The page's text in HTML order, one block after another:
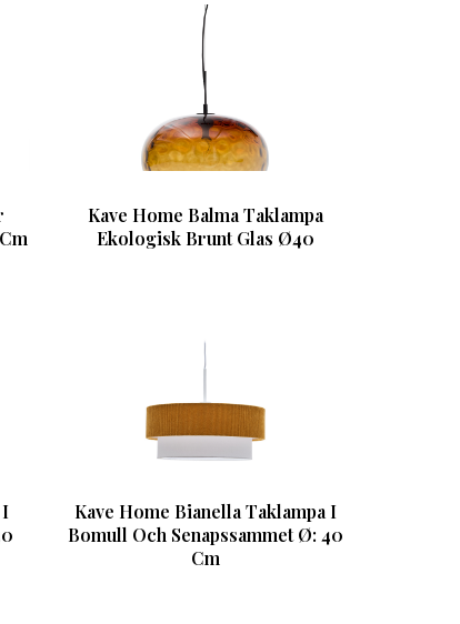
Kave Home Balma Taklampa
Ekologisk Brunt Glas Ø40
Kave Home Bianella Taklampa I
Bomull Och Senapssammet Ø: 40
Cm